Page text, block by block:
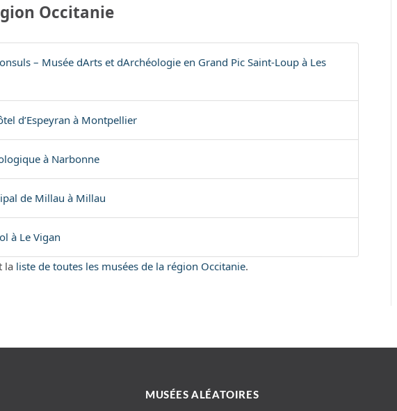
Occitanie
– Musée dArts et dArchéologie en Grand Pic Saint-Loup à Les
d’Espeyran à Montpellier
à Narbonne
de Millau à Millau
à Le Vigan
la liste de toutes les musées de la région Occitanie.
MUSÉES ALÉATOIRES